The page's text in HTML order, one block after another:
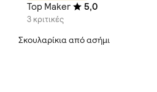
Top Maker
5,0
3 κριτικές
Σκουλαρίκια από ασήμι